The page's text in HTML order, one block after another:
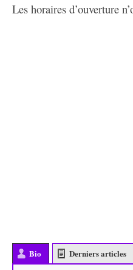
Les horaires d’ouverture
Bio Derniers articles